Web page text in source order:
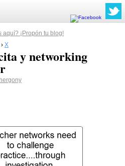
¡Propón tu blog!
› X
y networking